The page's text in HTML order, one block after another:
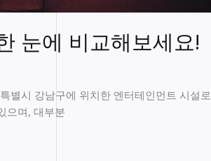
눈에 비교해보세요!
시 강남구에 위치한 엔터테인먼트 시설
으며, 대부분